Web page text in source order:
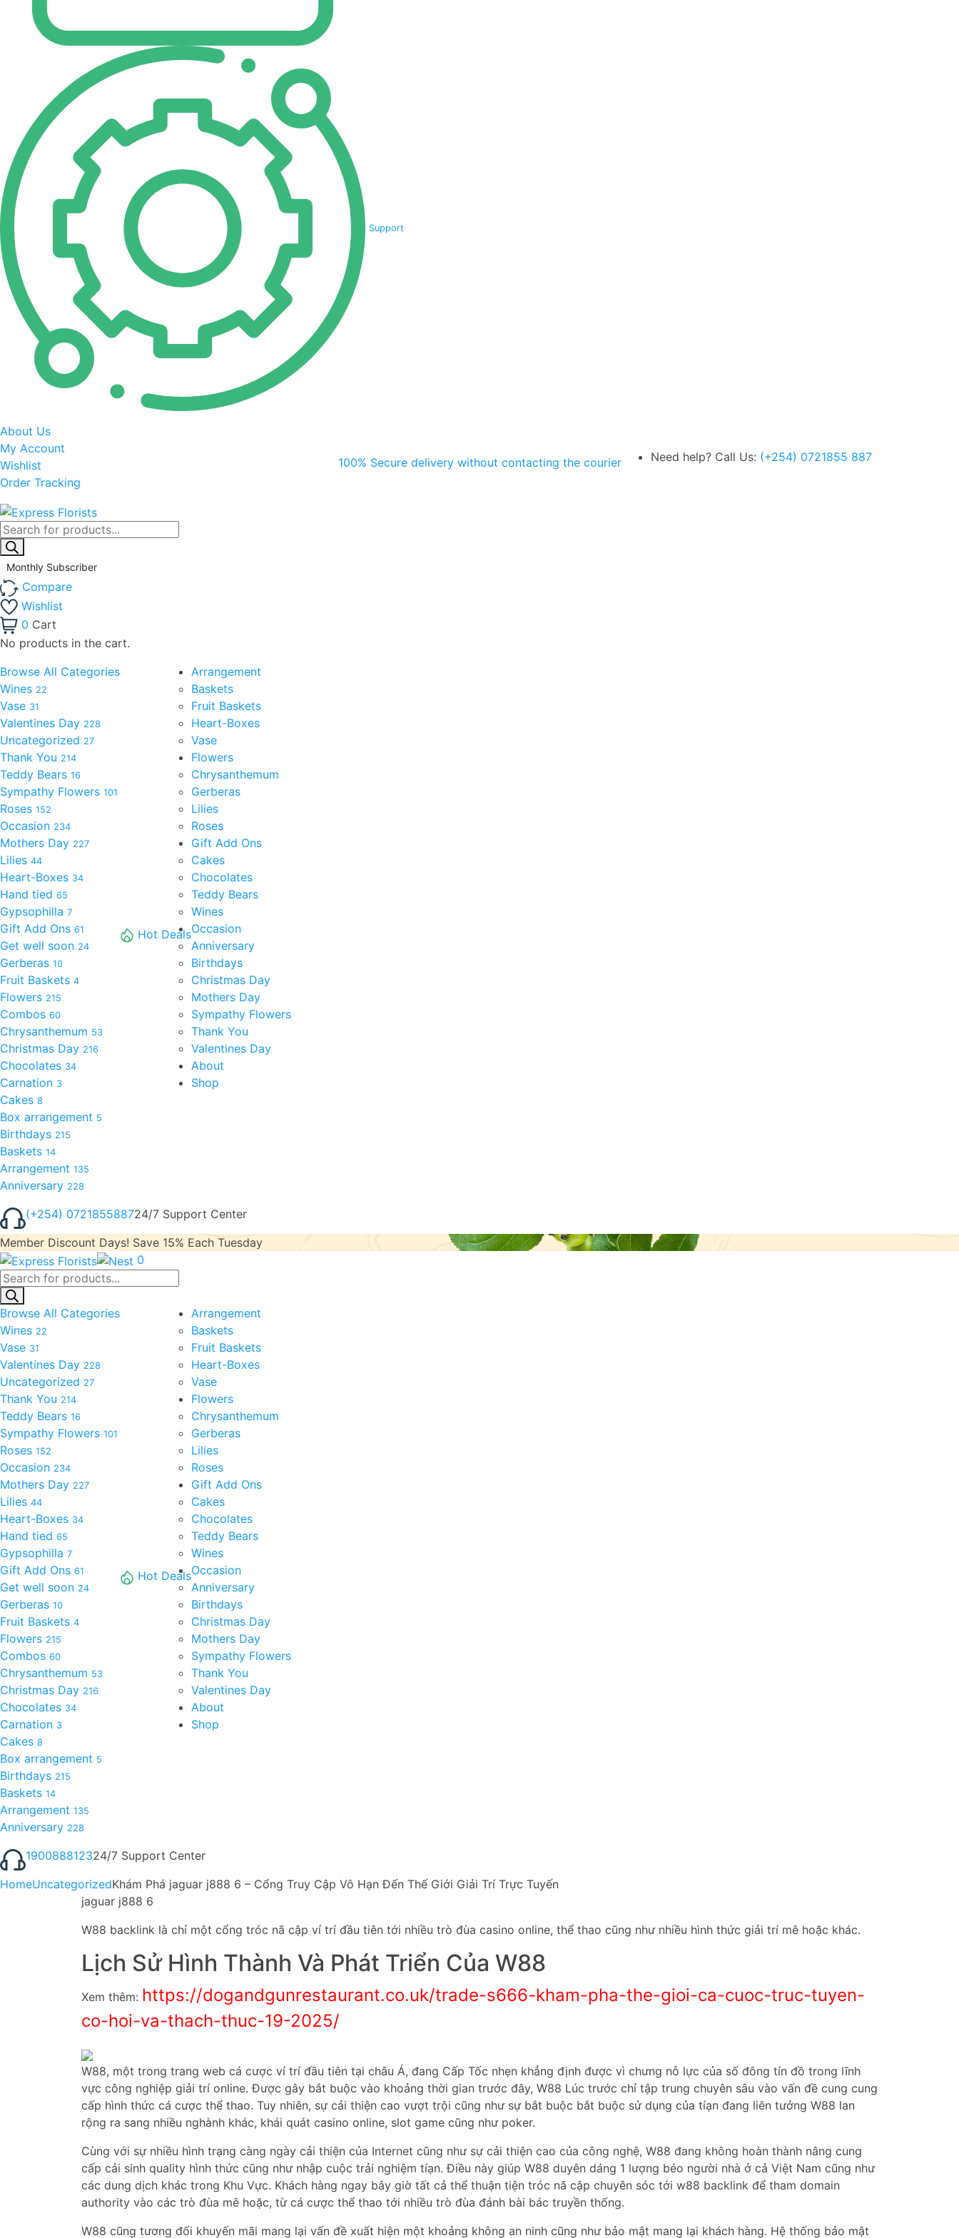
Support
About Us
My Account
Wishlist
Order Tracking
100% Secure delivery without contacting the courier Super Value Deals - Save more with coupons
Need help? Call Us: (+254) 0721855 887
Products
search
Monthly Subscriber
Compare
Wishlist
0 Cart
No products in the cart.
Browse All Categories
Wines 22
Vase 31
Valentines Day 228
Uncategorized 27
Thank You 214
Teddy Bears 16
Sympathy Flowers 101
Roses 152
Occasion 234
Mothers Day 227
Lilies 44
Heart-Boxes 34
Hand tied 65
Gypsophilla 7
Gift Add Ons 61
Get well soon 24
Gerberas 10
Fruit Baskets 4
Flowers 215
Combos 60
Chrysanthemum 53
Christmas Day 216
Chocolates 34
Carnation 3
Cakes 8
Box arrangement 5
Birthdays 215
Baskets 14
Arrangement 135
Anniversary 228
Hot Deals
Arrangement
Baskets
Fruit Baskets
Heart-Boxes
Vase
Flowers
Chrysanthemum
Gerberas
Lilies
Roses
Gift Add Ons
Cakes
Chocolates
Teddy Bears
Wines
Occasion
Anniversary
Birthdays
Christmas Day
Mothers Day
Sympathy Flowers
Thank You
Valentines Day
About
Shop
(+254) 072185588724/7 Support Center
Member Discount Days! Save 15% Each Tuesday
0
Products
search
Browse All Categories
Wines 22
Vase 31
Valentines Day 228
Uncategorized 27
Thank You 214
Teddy Bears 16
Sympathy Flowers 101
Roses 152
Occasion 234
Mothers Day 227
Lilies 44
Heart-Boxes 34
Hand tied 65
Gypsophilla 7
Gift Add Ons 61
Get well soon 24
Gerberas 10
Fruit Baskets 4
Flowers 215
Combos 60
Chrysanthemum 53
Christmas Day 216
Chocolates 34
Carnation 3
Cakes 8
Box arrangement 5
Birthdays 215
Baskets 14
Arrangement 135
Anniversary 228
Hot Deals
Arrangement
Baskets
Fruit Baskets
Heart-Boxes
Vase
Flowers
Chrysanthemum
Gerberas
Lilies
Roses
Gift Add Ons
Cakes
Chocolates
Teddy Bears
Wines
Occasion
Anniversary
Birthdays
Christmas Day
Mothers Day
Sympathy Flowers
Thank You
Valentines Day
About
Shop
190088812324/7 Support Center
HomeUncategorizedKhám Phá jaguar j888 6 – Cổng Truy Cập Vô Hạn Đến Thế Giới Giải Trí Trực Tuyến
jaguar j888 6
W88 backlink là chỉ một cổng tróc nã cập ví trí đầu tiên tới nhiều trò đùa casino online, thể thao cũng như nhiều hình thức giải trí mê hoặc khác.
Lịch Sử Hình Thành Và Phát Triển Của W88
Xem thêm: https://dogandgunrestaurant.co.uk/trade-s666-kham-pha-the-gioi-ca-cuoc-truc-tuyen-
co-hoi-va-thach-thuc-19-2025/
W88, một trong trang web cá cược ví trí đầu tiên tại châu Á, đang Cấp Tốc nhẹn khẳng định được vì chưng nỗ lực của số đông tín đồ trong lĩnh
vực công nghiệp giải trí online. Được gây bắt buộc vào khoảng thời gian trước đây, W88 Lúc trước chỉ tập trung chuyên sâu vào vấn đề cung cung
cấp hình thức cá cược thể thao. Tuy nhiên, sự cải thiện cao vượt trội cũng như sự bắt buộc bắt buộc sử dụng của tíạn đang liên tưởng W88 lan
rộng ra sang nhiều nghành khác, khái quát casino online, slot game cũng như poker.
Cùng với sự nhiều hình trạng càng ngày cải thiện của Internet cũng như sự cải thiện cao của công nghệ, W88 đang không hoàn thành nâng cung
cấp cải sinh quality hình thức cũng như nhập cuộc trải nghiệm tíạn. Điều này giúp W88 duyên dáng 1 lượng béo người nhà ở cả Việt Nam cũng như
các dung dịch khác trong Khu Vực. Khách hàng ngay bây giờ tất cả thể thuận tiện tróc nã cập chuyên sóc tới w88 backlink để tham domain
authority vào các trò đùa mê hoặc, từ cá cược thể thao tới nhiều trò đùa đánh bài bác truyền thống.
W88 cũng tương đối khuyến mãi mang lại vấn đề xuất hiện một khoảng không an ninh cũng như bảo mật mang lại khách hàng. Hệ thống bảo mật